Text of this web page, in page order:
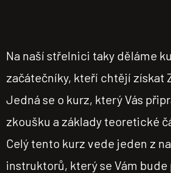
Na naší střelnici taky děláme
začátečníky, kteří chtějí získat
Jedná se o kurz, který Vás
zkoušku a základy teoretické
Celý tento kurz vede jeden z
instruktorů, který se Vám